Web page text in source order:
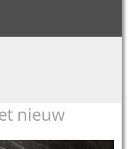
nieuw